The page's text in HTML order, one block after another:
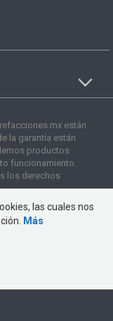
están
la garantía están
productos
funcionamiento.
los derechos
las cuales nos
Más